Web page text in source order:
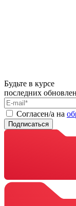
Будьте в курсе
последних
Cогласен/а на
Подписаться